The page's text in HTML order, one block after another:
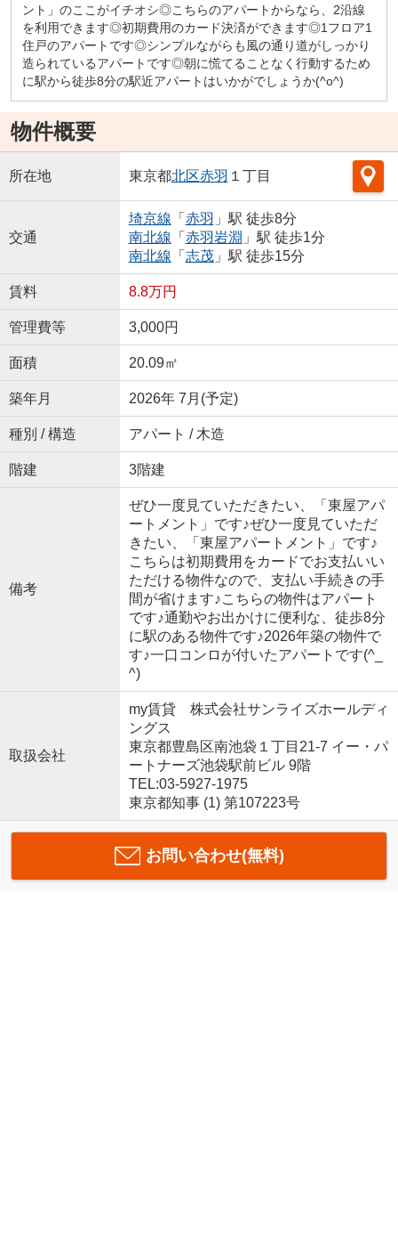
ント」のここがイチオシ◎こちらのアパートからなら、2沿線
を利用できます◎初期費用のカード決済ができます◎1フロア1
住戸のアパートです◎シンプルながらも風の通り道がしっかり
造られているアパートです◎朝に慌てることなく行動するため
に駅から徒歩8分の駅近アパートはいかがでしょうか(^o^)
物件概要
所在地 東京都北区赤羽 １丁目
交通
埼京線 「 赤羽 」駅 徒歩8分
南北線 「 赤羽岩淵 」駅 徒歩1分
南北線 「 志茂」駅 徒歩15分
賃料 8.8万円
管理費等 3,000円
面積 20.09㎡
築年月 2026年 7月(予定)
種別 / 構造 アパート / 木造
階建 3階建
備考
ぜひ一度見ていただきたい、「東屋アパ
ートメント」です♪ぜひ一度見ていただ
きたい、「東屋アパートメント」です♪
こちらは初期費用をカードでお支払いい
ただける物件なので、支払い手続きの手
間が省けます♪こちらの物件はアパート
です♪通勤やお出かけに便利な、徒歩8分
に駅のある物件です♪2026年築の物件で
す♪一口コンロが付いたアパートです(^_
^)
取扱会社
my賃貸 株式会社サンライズホールディ
ングス
東京都豊島区南池袋１丁目21-7 イー・パ
ートナーズ池袋駅前ビル 9階
TEL:03-5927-1975
東京都知事 (1) 第107223号
お問い合わせ(無料)